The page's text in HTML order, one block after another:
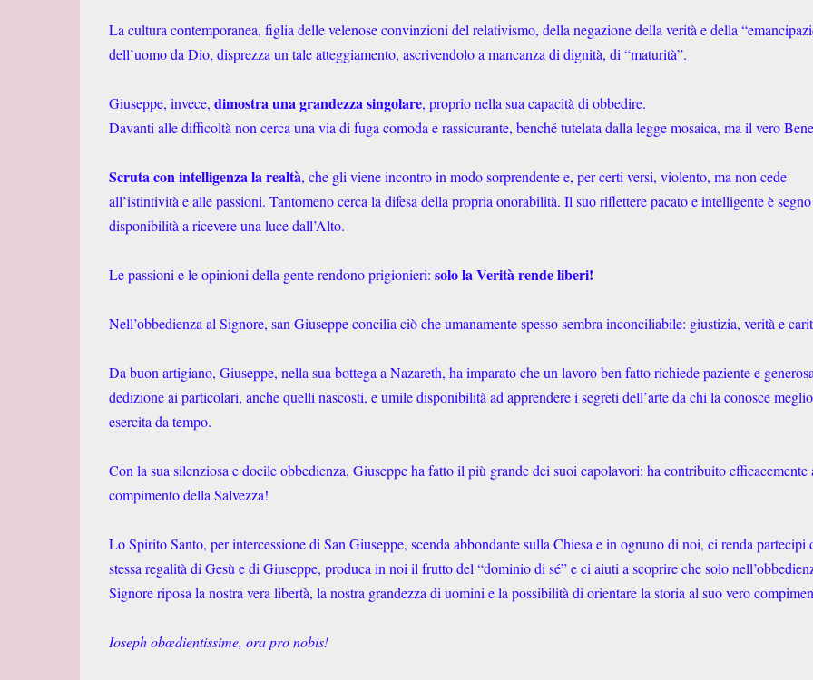
La cultura contemporanea, figlia delle velenose convinzioni del relativismo, della negazione della verità e della
dell’uomo da Dio, disprezza un tale atteggiamento, ascrivendolo a mancanza di dignità, di “maturità”.
Giuseppe, invece, dimostra una grandezza singolare, proprio nella sua capacità di obbedire.
Davanti alle difficoltà non cerca una via di fuga comoda e rassicurante, benché tutelata dalla legge mosaica, ma il vero
Scruta con intelligenza la realtà, che gli viene incontro in modo sorprendente e, per certi versi, violento, ma non cede
all’istintività e alle passioni. Tantomeno cerca la difesa della propria onorabilità. Il suo riflettere pacato e intelligente è
disponibilità a ricevere una luce dall’Alto.
Le passioni e le opinioni della gente rendono prigionieri: solo la Verità rende liberi!
Nell’obbedienza al Signore, san Giuseppe concilia ciò che umanamente spesso sembra inconciliabile: giustizia, verità e
Da buon artigiano, Giuseppe, nella sua bottega a Nazareth, ha imparato che un lavoro ben fatto richiede paziente e generosa
dedizione ai particolari, anche quelli nascosti, e umile disponibilità ad apprendere i segreti dell’arte da chi la conosce
esercita da tempo.
Con la sua silenziosa e docile obbedienza, Giuseppe ha fatto il più grande dei suoi capolavori: ha contribuito efficacemente
compimento della Salvezza!
Lo Spirito Santo, per intercessione di San Giuseppe, scenda abbondante sulla Chiesa e in ognuno di noi, ci renda partecipi
stessa regalità di Gesù e di Giuseppe, produca in noi il frutto del “dominio di sé” e ci aiuti a scoprire che solo
Signore riposa la nostra vera libertà, la nostra grandezza di uomini e la possibilità di orientare la storia al suo vero
Ioseph obœdientissime, ora pro nobis!